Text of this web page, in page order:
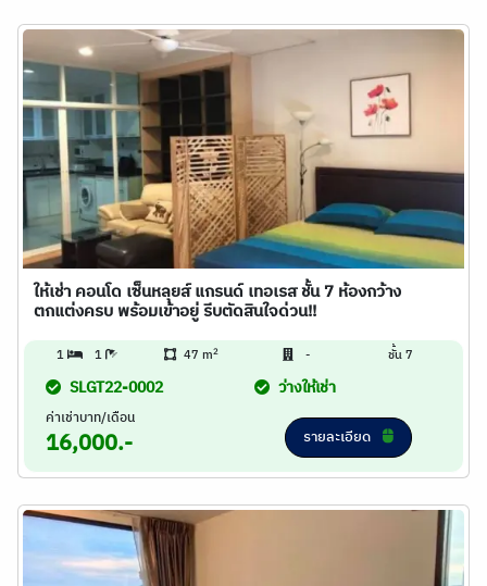
ให้เช่า คอนโด เซ็นหลุยส์ แกรนด์ เทอเรส ชั้น 7 ห้องกว้าง
ตกแต่งครบ พร้อมเข้าอยู่ รีบตัดสินใจด่วน!!
1 1 47 m2 - ชั้น 7
SLGT22-0002 ว่างให้เช่า
ค่าเช่าบาท/เดือน
16,000.- รายละเอียด